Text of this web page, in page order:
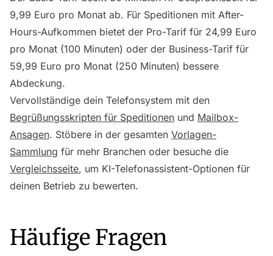
9,99 Euro pro Monat ab. Für Speditionen mit After-
Hours-Aufkommen bietet der Pro-Tarif für 24,99 Euro
pro Monat (100 Minuten) oder der Business-Tarif für
59,99 Euro pro Monat (250 Minuten) bessere
Abdeckung.
Vervollständige dein Telefonsystem mit den
Begrüßungsskripten für Speditionen und Mailbox-
Ansagen. Stöbere in der gesamten Vorlagen-
Sammlung für mehr Branchen oder besuche die
Vergleichsseite, um KI-Telefonassistent-Optionen für
deinen Betrieb zu bewerten.
Häufige Fragen